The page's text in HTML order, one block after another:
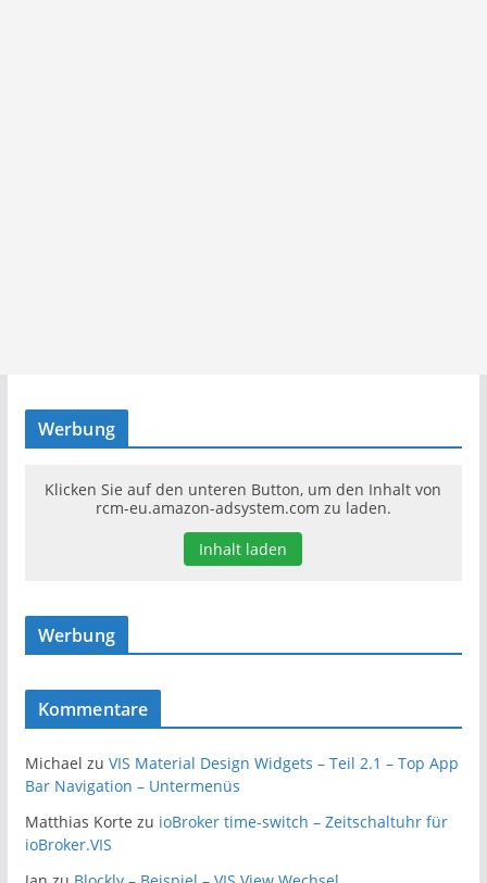
Werbung
Klicken Sie auf den unteren Button, um den Inhalt von
rcm-eu.amazon-adsystem.com zu laden.
Inhalt laden
Werbung
Kommentare
Michael zu VIS Material Design Widgets – Teil 2.1 – Top App
Bar Navigation – Untermenüs
Matthias Korte zu ioBroker time-switch – Zeitschaltuhr für
ioBroker.VIS